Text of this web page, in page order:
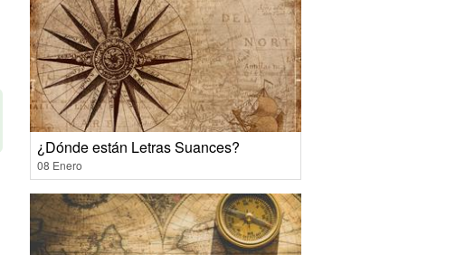
¿Dónde están Letras Suances?
08 Enero